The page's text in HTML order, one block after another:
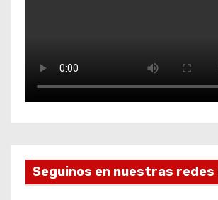
Seguinos en nuestras redes